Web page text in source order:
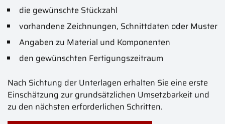
die gewünschte Stückzahl
vorhandene Zeichnungen, Schnittdaten oder Muster
Angaben zu Material und Komponenten
den gewünschten Fertigungszeitraum
Nach Sichtung der Unterlagen erhalten Sie eine erste
Einschätzung zur grundsätzlichen Umsetzbarkeit und
zu den nächsten erforderlichen Schritten.